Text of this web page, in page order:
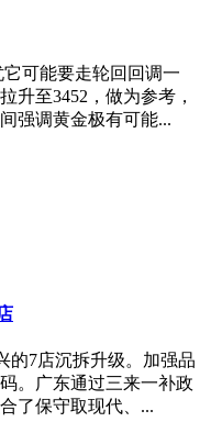
可能要走轮回回调一
升至3452，做为参考，
强调黄金极有可能...
的7店沉拆升级。加强品
。广东通过三来一补政
了保守取现代、...